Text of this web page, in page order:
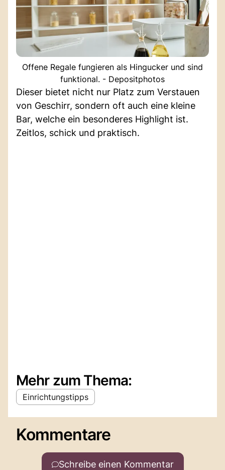
Offene Regale fungieren als Hingucker und sind
funktional. - Depositphotos
Dieser bietet nicht nur Platz zum Verstauen
von Geschirr, sondern oft auch eine kleine
Bar, welche ein besonderes Highlight ist.
Zeitlos, schick und praktisch.
Mehr zum Thema:
Einrichtungstipps
Kommentare
Schreibe einen Kommentar